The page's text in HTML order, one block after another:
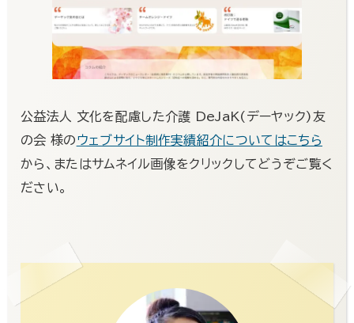
公益法人 文化を配慮した介護 DeJaK(デーヤック)友
の会 様のウェブサイト制作実績紹介についてはこちら
から、またはサムネイル画像をクリックしてどうぞご覧く
ださい。